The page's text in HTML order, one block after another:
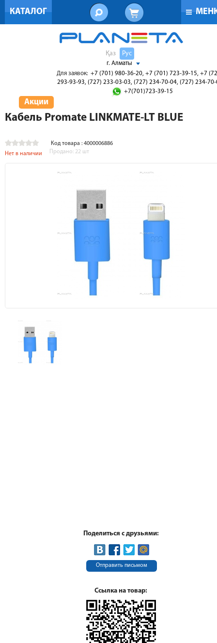
КАТАЛОГ
Қаз Рус
г. Алматы
Для заявок: +7 (701) 980-36-20, +7 (701) 723-39-15, +7
293-93-93, (727) 233-03-03, (727) 234-70-04, (727) 234-
+7(701)723-39-15
Акции
Кабель Promate LINKMATE-LT BLUE
Код товара : 4000006886
Нет в наличии
Продано: 22 шт
Поделиться с друзьями:
Отправить письмом
Ссылка на товар: